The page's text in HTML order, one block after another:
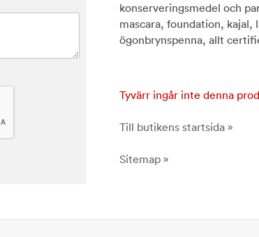
konserveringsmedel och
mascara, foundation, kajal,
ögonbrynspenna, allt
Tyvärr ingår inte denna
Till butikens startsida »
Sitemap »